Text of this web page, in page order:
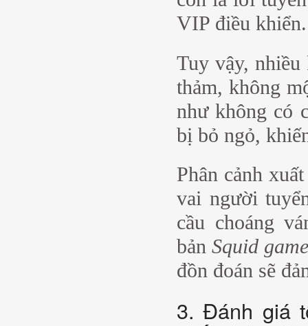
VIP điều khiển.
Tuy vậy, nhiều
thảm, không
như không có
bị bỏ ngỏ,
Phân cảnh
vai người
cầu choáng
bảnSquid
đồn đoán sẽ
3. Đánh giá